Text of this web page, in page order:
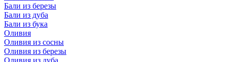
Бали из березы
Бали из дуба
Бали из бука
Оливия
Оливия из сосны
Оливия из березы
Оливия из дуба